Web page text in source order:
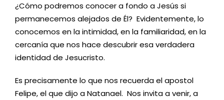
¿Cómo podremos conocer a fondo a Jesús si
permanecemos alejados de Él? Evidentemente, lo
conocemos en la intimidad, en la familiaridad, en la
cercanía que nos hace descubrir esa verdadera
identidad de Jesucristo.
Es precisamente lo que nos recuerda el apostol
Felipe, el que dijo a Natanael. Nos invita a venir, a